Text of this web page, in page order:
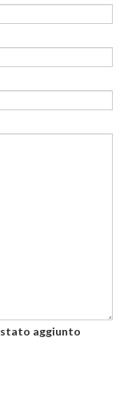
stato aggiunto